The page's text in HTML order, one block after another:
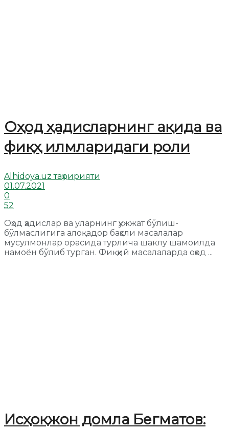
Оҳод ҳадисларнинг ақида ва
фиқҳ илмларидаги роли
Alhidoya.uz таҳририяти
01.07.2021
0
52
Оҳод ҳадислар ва уларнинг ҳужжат бўлиш-
бўлмаслигига алоқадор баҳсли масалалар
мусулмонлар орасида турлича шаклу шамоилда
намоён бўлиб турган. Фиқҳий масалаларда оҳод ...
Исҳоқжон домла Бегматов: